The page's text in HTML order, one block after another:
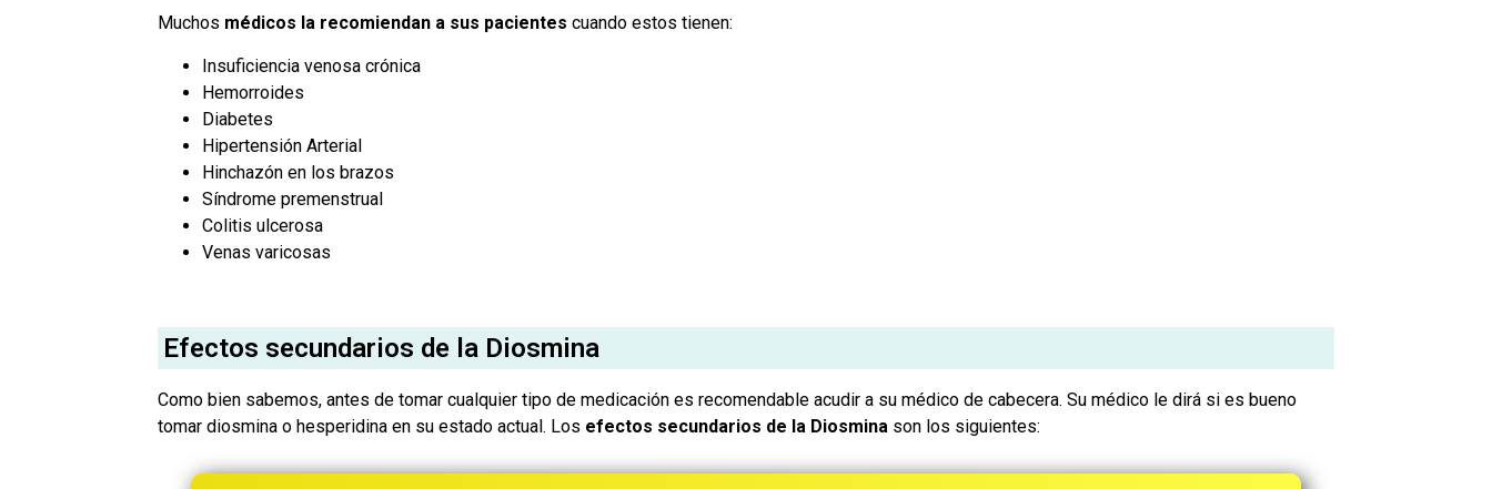
Muchos médicos la recomiendan a sus pacientes cuando estos tienen:
Insuficiencia venosa crónica
Hemorroides
Diabetes
Hipertensión Arterial
Hinchazón en los brazos
Síndrome premenstrual
Colitis ulcerosa
Venas varicosas
Efectos secundarios de la Diosmina
Como bien sabemos, antes de tomar cualquier tipo de medicación es recomendable acudir a su médico de cabecera. Su médico le dirá si es bueno
tomar diosmina o hesperidina en su estado actual. Los efectos secundarios de la Diosmina son los siguientes: